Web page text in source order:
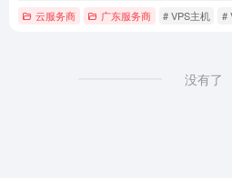
云服务商 广东服务商 # VPS主机 #
没有了